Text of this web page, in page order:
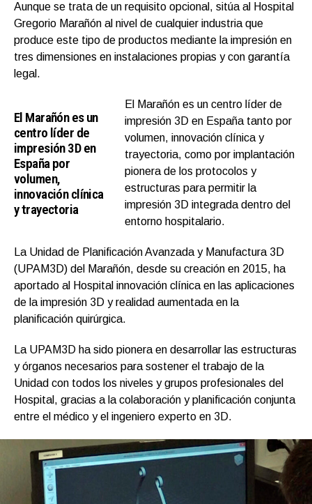
Aunque se trata de un requisito opcional, sitúa al Hospital
Gregorio Marañón al nivel de cualquier industria que
produce este tipo de productos mediante la impresión en
tres dimensiones en instalaciones propias y con garantía
legal.
El Marañón es un
centro líder de
impresión 3D en
España por
volumen,
innovación clínica
y trayectoria
El Marañón es un centro líder de
impresión 3D en España tanto por
volumen, innovación clínica y
trayectoria, como por implantación
pionera de los protocolos y
estructuras para permitir la
impresión 3D integrada dentro del
entorno hospitalario.
La Unidad de Planificación Avanzada y Manufactura 3D
(UPAM3D) del Marañón, desde su creación en 2015, ha
aportado al Hospital innovación clínica en las aplicaciones
de la impresión 3D y realidad aumentada en la
planificación quirúrgica.
La UPAM3D ha sido pionera en desarrollar las estructuras
y órganos necesarios para sostener el trabajo de la
Unidad con todos los niveles y grupos profesionales del
Hospital, gracias a la colaboración y planificación conjunta
entre el médico y el ingeniero experto en 3D.